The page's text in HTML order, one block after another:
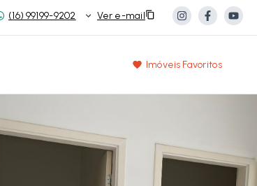
(16) 99199-9202 Ver e-mail
Imóveis Favoritos